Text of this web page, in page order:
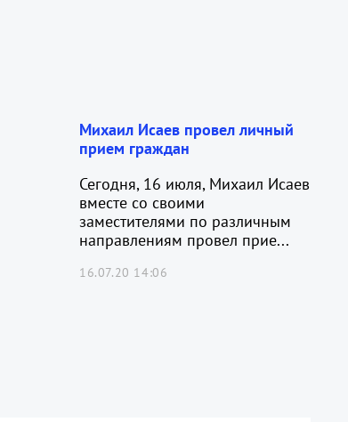
Михаил Исаев провел личный
прием граждан
Сегодня, 16 июля, Михаил Исаев
вместе со своими
заместителями по различным
направлениям провел прие...
16.07.20 14:06